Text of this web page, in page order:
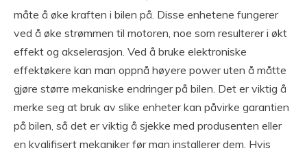
måte å øke kraften i bilen på. Disse enhetene fungerer
ved å øke strømmen til motoren, noe som resulterer i økt
effekt og akselerasjon. Ved å bruke elektroniske
effektøkere kan man oppnå høyere power uten å måtte
gjøre større mekaniske endringer på bilen. Det er viktig å
merke seg at bruk av slike enheter kan påvirke garantien
på bilen, så det er viktig å sjekke med produsenten eller
en kvalifisert mekaniker før man installerer dem. Hvis